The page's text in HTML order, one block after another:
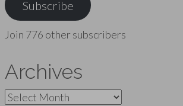
Subscribe
Join 776 other subscribers
Archives
Archives